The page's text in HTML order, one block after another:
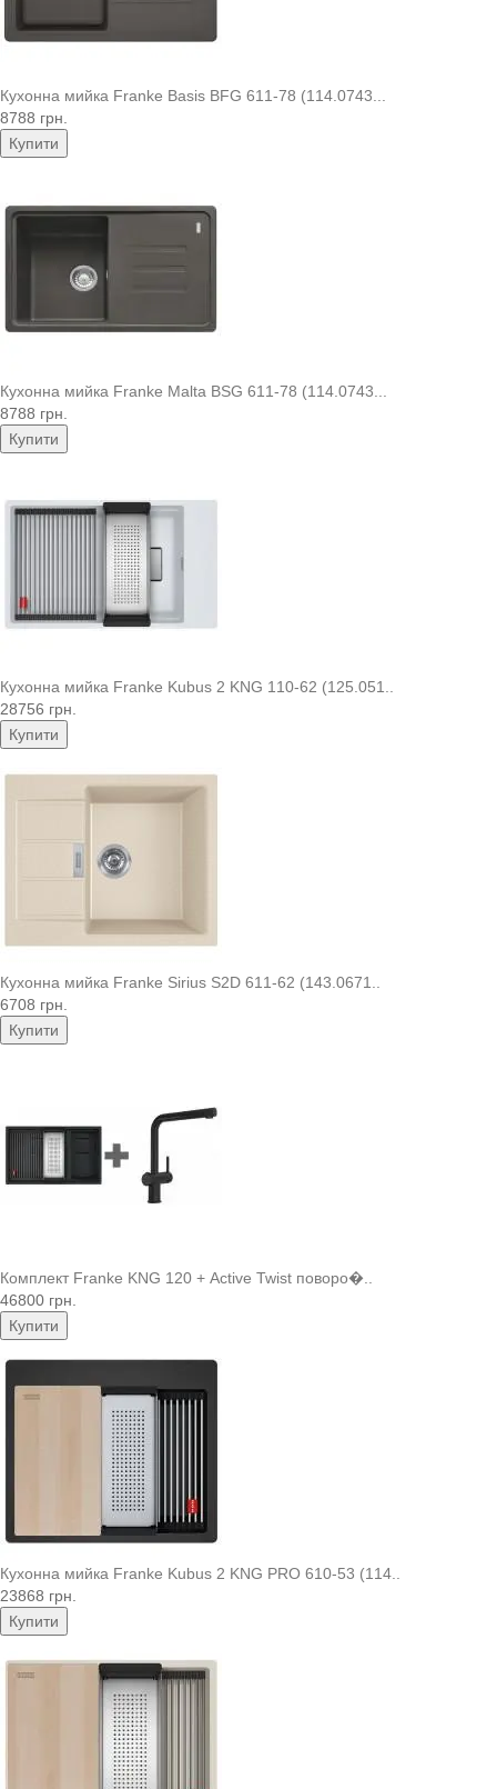
Кухонна мийка Franke Basis BFG 611-78 (114.0743...
8788 грн.
Купити
Кухонна мийка Franke Malta BSG 611-78 (114.0743...
8788 грн.
Купити
Кухонна мийка Franke Kubus 2 KNG 110-62 (125.051..
28756 грн.
Купити
Кухонна мийка Franke Sirius S2D 611-62 (143.0671..
6708 грн.
Купити
Комплект Franke KNG 120 + Active Twist поворо�..
46800 грн.
Купити
Кухонна мийка Franke Kubus 2 KNG PRO 610-53 (114..
23868 грн.
Купити